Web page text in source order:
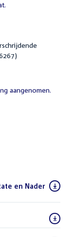
aangenomen.
en Nader